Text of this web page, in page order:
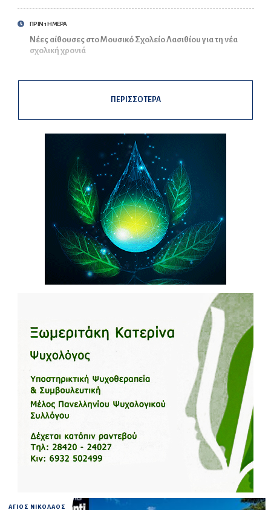
ΠΡΙΝ 1 ΗΜΕΡΑ
Νέες αίθουσες στο Μουσικό Σχολείο Λασιθίου για τη νέα
σχολική χρονιά
ΠΕΡΙΣΣΟΤΕΡΑ
ΑΓΙΟΣ ΝΙΚΟΛΑΟΣ